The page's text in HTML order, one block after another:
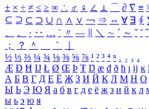
± × ÷ ≠ ≤ ≥ ∞ ∴ ♂ ♀ ∠ ⊥ ⌒ ∂ ∇ ≡
⊆ ⊇ ⊂ ⊃ ∪ ∩ ∧ ∨ ￢ ⇒ ⇔ ∀ ∃ ∮
、
。 · ‥ … ¨ 〃 ― ＼ ∼ ´ ～ ˇ ˘ ˝
；
？ ＾ ｀
½ ⅓ ⅔ ¼ ¾ ⅛ ⅜ ⅝ ⅞ ¹ ² ³ ⁴ ⁿ ₁ ₂ ₃ ₄
Æ Ð Ħ Ĳ Ł Ø Œ Þ Ŧ Ŋ æ đ ð ħ ı ĳ ĸ
А Б В Г Д Е Ё Ж З И Й К Л М Н О
Ы Ь Э Ю Я а б в г д е ё ж з и й к л
ы ь э ю я